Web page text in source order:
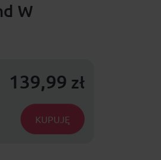
W
139,99 zł
KUPUJĘ